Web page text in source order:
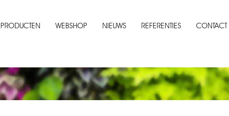
PRODUCTEN WEBSHOP NIEUWS REFERENTIES CONTACT